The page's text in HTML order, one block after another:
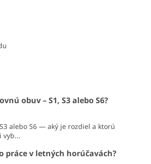
obuv – S1, S3 alebo S6?
alebo S6 — aký je rozdiel a ktorú
vyb...
práce v letných horúčavách?